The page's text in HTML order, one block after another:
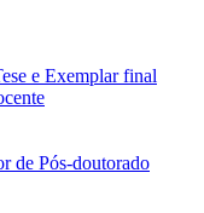
e Exemplar final
de Pós-doutorado